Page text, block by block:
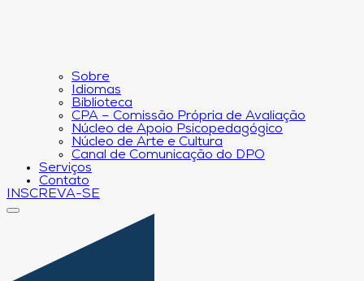
Sobre
Idiomas
Biblioteca
CPA – Comissão Própria de Avaliação
Núcleo de Apoio Psicopedagógico
Núcleo de Arte e Cultura
Canal de Comunicação do DPO
Serviços
Contato
INSCREVA-SE